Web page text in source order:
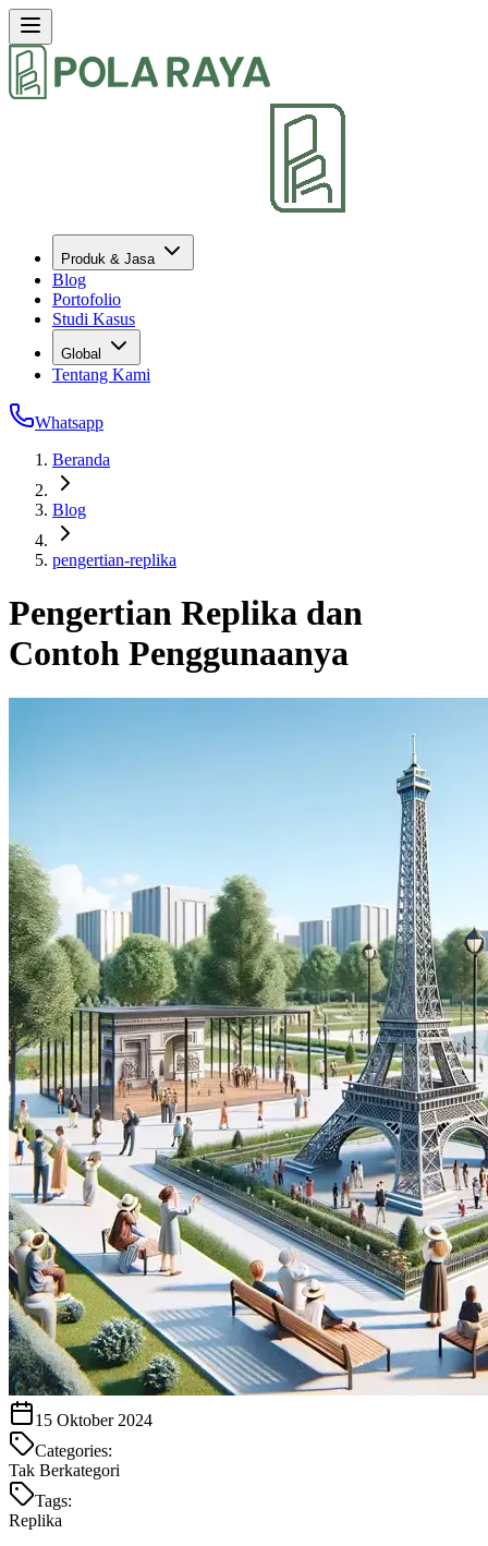
Produk & Jasa
Blog
Portofolio
Studi Kasus
Global
Tentang Kami
Whatsapp
Beranda
Blog
pengertian-replika
Pengertian Replika dan
Contoh Penggunaanya
15 Oktober 2024
Categories:
Tak Berkategori
Tags:
Replika